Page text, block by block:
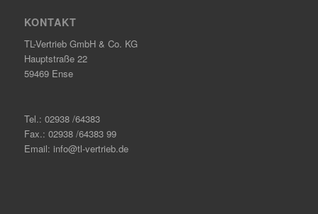
KONTAKT
TL-Vertrieb GmbH & Co. KG
Hauptstraße 22
59469 Ense
Tel.: 02938 /64383
Fax.: 02938 /64383 99
Email: info@tl-vertrieb.de